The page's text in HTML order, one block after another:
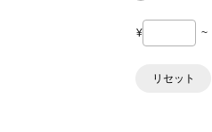
¥ ~
リセット